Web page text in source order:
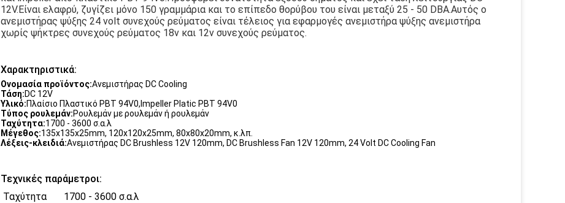
12V.Είναι ελαφρύ, ζυγίζει μόνο 150 γραμμάρια και το επίπεδο θορύβου του είναι μεταξύ 25 - 50 DBA.Αυτός ο
ανεμιστήρας ψύξης 24 volt συνεχούς ρεύματος είναι τέλειος για εφαρμογές ανεμιστήρα ψύξης ανεμιστήρα
χωρίς ψήκτρες συνεχούς ρεύματος 18v και 12v συνεχούς ρεύματος.
Χαρακτηριστικά:
Ονομασία προϊόντος:Ανεμιστήρας DC Cooling
Τάση:DC 12V
Υλικό:Πλαίσιο Πλαστικό PBT 94V0,lmpeller Platic PBT 94V0
Τύπος ρουλεμάν:Ρουλεμάν με ρουλεμάν ή ρουλεμάν
Ταχύτητα:1700 - 3600 σ.α.λ
Μέγεθος:135x135x25mm, 120x120x25mm, 80x80x20mm, κ.λπ.
Λέξεις-κλειδιά:Ανεμιστήρας DC Brushless 12V 120mm, DC Brushless Fan 12V 120mm, 24 Volt DC Cooling Fan
Τεχνικές παράμετροι:
Ταχύτητα
1700 - 3600 σ.α.λ